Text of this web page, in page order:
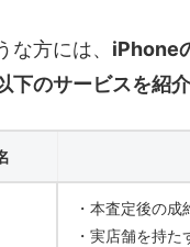
な方には、 iPhone
下のサービスを紹介
・本査定後の
・実店舗を持